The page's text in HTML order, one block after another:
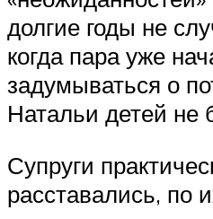
долгие годы не
когда пара уже
задумываться о
Натальи детей не
Супруги
расставались, по